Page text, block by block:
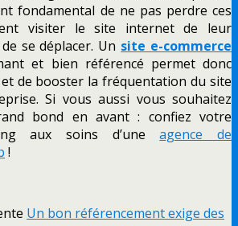
fondamental de ne pas perdre ces
visiter le site internet de leur
se déplacer. Un site e-commerce
et bien référencé permet donc
et de booster la fréquentation du site
Si vous aussi vous souhaitez
bond en avant : confiez votre
aux soins d’uneagence de
!
Un bon référencement exige des